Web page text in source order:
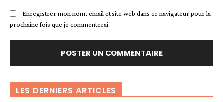
Enregistrer mon nom, email et site web dans ce navigateur pour la
prochaine fois que je commenterai.
LES DERNIERS ARTICLES